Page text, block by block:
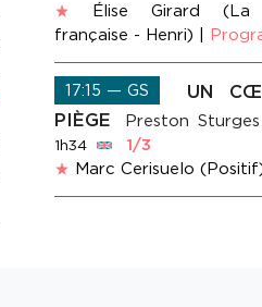
Élise Girard (La
française - Henri)
17:15 — GS
UN
PIÈGE
Preston Sturges
1h34
1/3
Marc Cerisuelo